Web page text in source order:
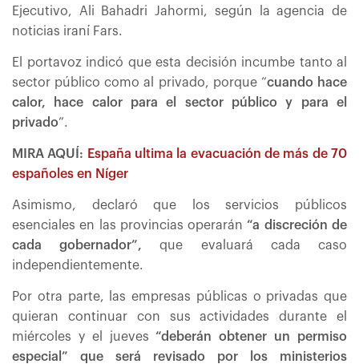
Ejecutivo, Ali Bahadri Jahormi, según la agencia de
noticias iraní Fars.
El portavoz indicó que esta decisión incumbe tanto al
sector público como al privado, porque “cuando hace
calor, hace calor para el sector público y para el
privado”.
MIRA AQUÍ: España ultima la evacuación de más de 70
españoles en Níger
Asimismo, declaró que los servicios públicos
esenciales en las provincias operarán“a discreción de
cada gobernador”, que evaluará cada caso
independientemente.
Por otra parte, las empresas públicas o privadas que
quieran continuar con sus actividades durante el
miércoles y el jueves“deberán obtener un permiso
especial” que será revisado por los ministerios